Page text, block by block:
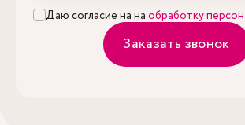
Даю согласие на на обработку
Заказать звонок